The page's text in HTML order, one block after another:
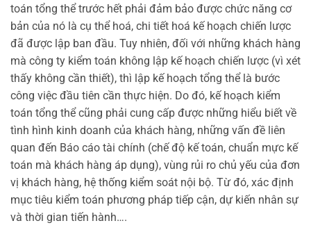
toán tổng thể trước hết phải đảm bảo được chức năng cơ
bản của nó là cụ thể hoá, chi tiết hoá kế hoạch chiến lược
đã được lập ban đầu. Tuy nhiên, đối với những khách hàng
mà công ty kiểm toán không lập kế hoạch chiến lược (vì xét
thấy không cần thiết), thì lập kế hoạch tổng thể là bước
công việc đầu tiên cần thực hiện. Do đó, kế hoạch kiểm
toán tổng thể cũng phải cung cấp được những hiểu biết về
tình hình kinh doanh của khách hàng, những vấn đề liên
quan đến Báo cáo tài chính (chế độ kế toán, chuẩn mực kế
toán mà khách hàng áp dụng), vùng rủi ro chủ yếu của đơn
vị khách hàng, hệ thống kiểm soát nội bộ. Từ đó, xác định
mục tiêu kiểm toán phương pháp tiếp cận, dự kiến nhân sự
và thời gian tiến hành….